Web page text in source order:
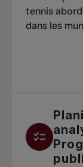
tennis
dans les